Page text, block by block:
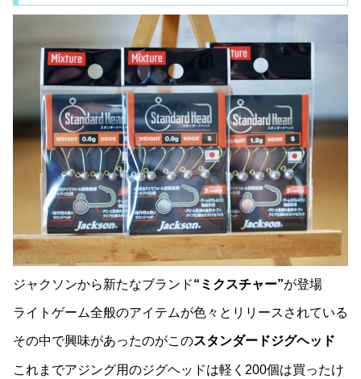
ジャクソンから新たなブランド“ミクスチャー”が登場
ライトゲーム全般のアイテムが色々とリリースされている
その中で興味があったのがこのスタンダードジグヘッド
これまでアジング用のジグヘッドは軽く200個は買ったけ